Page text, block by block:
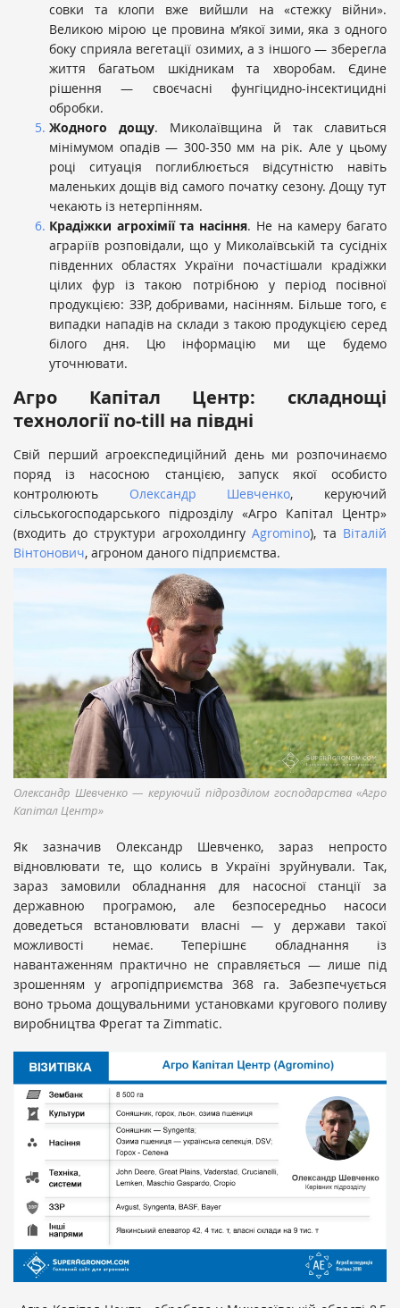
совки та клопи вже вийшли на «стежку війни».
Великою мірою це провина м’якої зими, яка з одного
боку сприяла вегетації озимих, а з іншого — зберегла
життя багатьом шкідникам та хворобам. Єдине
рішення — своєчасні фунгіцидно-інсектицидні
обробки.
Жодного дощу. Миколаївщина й так славиться
мінімумом опадів — 300-350 мм на рік. Але у цьому
році ситуація поглиблюється відсутністю навіть
маленьких дощів від самого початку сезону. Дощу тут
чекають із нетерпінням.
Крадіжки агрохімії та насіння. Не на камеру багато
аграріїв розповідали, що у Миколаївській та сусідніх
південних областях України почастішали крадіжки
цілих фур із такою потрібною у період посівної
продукцією: ЗЗР, добривами, насінням. Більше того, є
випадки нападів на склади з такою продукцією серед
білого дня. Цю інформацію ми ще будемо
уточнювати.
Агро Капітал Центр: складнощі
технологіїno-till на півдні
Свій перший агроекспедиційний день ми розпочинаємо
поряд із насосною станцією, запуск якої особисто
контролюють Олександр Шевченко, керуючий
сільськогосподарського підрозділу «Агро Капітал Центр»
(входить до структури агрохолдингу Agromino), та Віталій
Вінтонович, агроном даного підприємства.
Олександр Шевченко — керуючий підрозділом господарства «Агро
Капітал Центр»
Як зазначив Олександр Шевченко, зараз непросто
відновлювати те, що колись в Україні зруйнували. Так,
зараз замовили обладнання для насосної станції за
державною програмою, але безпосередньо насоси
доведеться встановлювати власні — у держави такої
можливості немає. Теперішнє обладнання із
навантаженням практично не справляється — лише під
зрошенням у агропідприємства 368 га. Забезпечується
воно трьома дощувальними установками кругового поливу
виробництва Фрегат та Zimmatiс.